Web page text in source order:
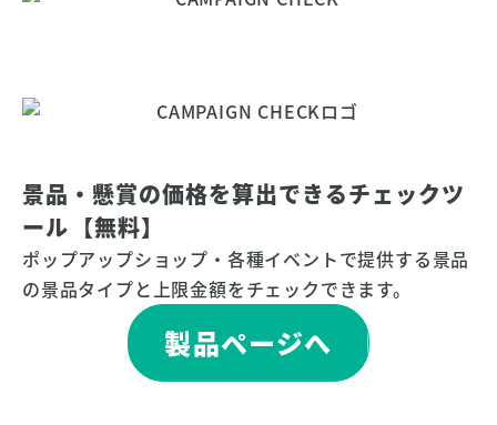
景品・懸賞の価格を算出できるチェックツ
ール⁨⁩【無料】
ポップアップショップ・各種イベントで提供する景品
の景品タイプと上限金額をチェックできます。
製品ページへ